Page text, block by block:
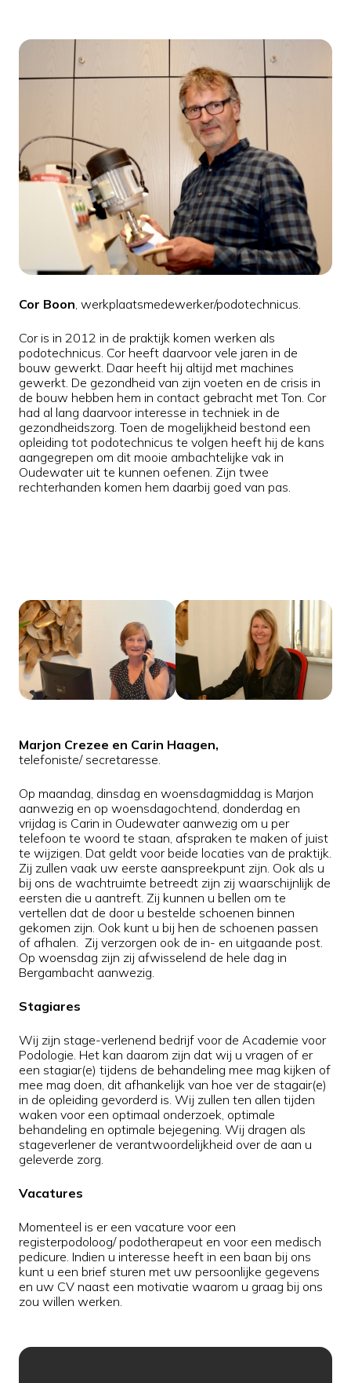
Cor Boon, werkplaatsmedewerker/podotechnicus.
Cor is in 2012 in de praktijk komen werken als
podotechnicus. Cor heeft daarvoor vele jaren in de
bouw gewerkt. Daar heeft hij altijd met machines
gewerkt. De gezondheid van zijn voeten en de crisis in
de bouw hebben hem in contact gebracht met Ton. Cor
had al lang daarvoor interesse in techniek in de
gezondheidszorg. Toen de mogelijkheid bestond een
opleiding tot podotechnicus te volgen heeft hij de kans
aangegrepen om dit mooie ambachtelijke vak in
Oudewater uit te kunnen oefenen. Zijn twee
rechterhanden komen hem daarbij goed van pas.
Marjon Crezee en Carin Haagen,
telefoniste/ secretaresse.
Op maandag, dinsdag en woensdagmiddag is Marjon
aanwezig en op woensdagochtend, donderdag en
vrijdag is Carin in Oudewater aanwezig om u per
telefoon te woord te staan, afspraken te maken of juist
te wijzigen. Dat geldt voor beide locaties van de praktijk.
Zij zullen vaak uw eerste aanspreekpunt zijn. Ook als u
bij ons de wachtruimte betreedt zijn zij waarschijnlijk de
eersten die u aantreft. Zij kunnen u bellen om te
vertellen dat de door u bestelde schoenen binnen
gekomen zijn. Ook kunt u bij hen de schoenen passen
of afhalen. Zij verzorgen ook de in- en uitgaande post.
Op woensdag zijn zij afwisselend de hele dag in
Bergambacht aanwezig.
Stagiares
Wij zijn stage-verlenend bedrijf voor de Academie voor
Podologie. Het kan daarom zijn dat wij u vragen of er
een stagiar(e) tijdens de behandeling mee mag kijken of
mee mag doen, dit afhankelijk van hoe ver de stagair(e)
in de opleiding gevorderd is. Wij zullen ten allen tijden
waken voor een optimaal onderzoek, optimale
behandeling en optimale bejegening. Wij dragen als
stageverlener de verantwoordelijkheid over de aan u
geleverde zorg.
Vacatures
Momenteel is er een vacature voor een
registerpodoloog/ podotherapeut en voor een medisch
pedicure. Indien u interesse heeft in een baan bij ons
kunt u een brief sturen met uw persoonlijke gegevens
en uw CV naast een motivatie waarom u graag bij ons
zou willen werken.